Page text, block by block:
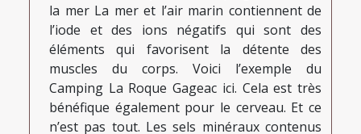
la mer La mer et l’air marin contiennent de
l’iode et des ions négatifs qui sont des
éléments qui favorisent la détente des
muscles du corps. Voici l’exemple du
Camping La Roque Gageac ici. Cela est très
bénéfique également pour le cerveau. Et ce
n’est pas tout. Les sels minéraux contenus